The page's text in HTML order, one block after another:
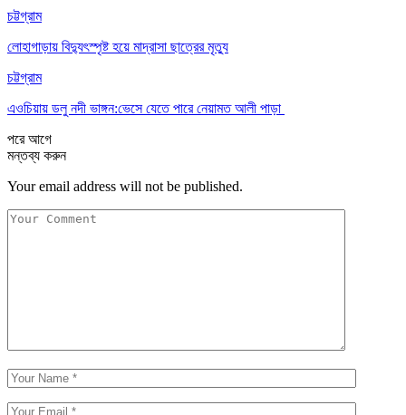
চট্টগ্রাম
লোহাগাড়ায় বিদ্যুৎস্পৃষ্ট হয়ে মাদ্রাসা ছাত্রের মৃত্যু
চট্টগ্রাম
এওচিয়ায় ডলু নদী ভাঙ্গন:ভেসে যেতে পারে নেয়ামত আলী পাড়া
পরেআগে
মন্তব্য করুন
Your email address will not be published.